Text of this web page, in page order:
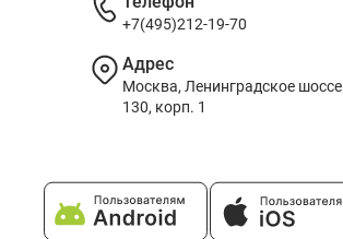
+7(495)212-19-70
Адрес
Москва, Ленинградское шоссе
130, корп. 1